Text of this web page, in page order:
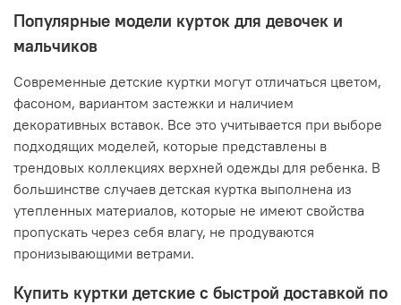
Популярные модели курток для девочек и
мальчиков
Современные детские куртки могут отличаться цветом,
фасоном, вариантом застежки и наличием
декоративных вставок. Все это учитывается при выборе
подходящих моделей, которые представлены в
трендовых коллекциях верхней одежды для ребенка. В
большинстве случаев детская куртка выполнена из
утепленных материалов, которые не имеют свойства
пропускать через себя влагу, не продуваются
пронизывающими ветрами.
Купить куртки детские с быстрой доставкой по